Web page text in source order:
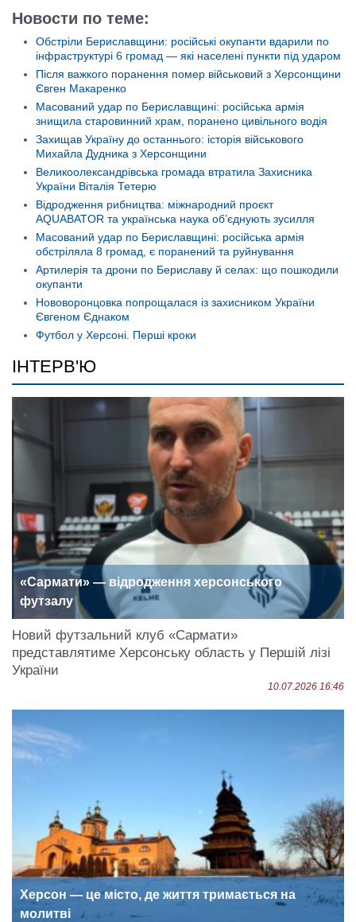
Новости по теме:
Обстріли Бериславщини: російські окупанти вдарили по
інфраструктурі 6 громад — які населені пункти під ударом
Після важкого поранення помер військовий з Херсонщини
Євген Макаренко
Масований удар по Бериславщині: російська армія
знищила старовинний храм, поранено цивільного водія
Захищав Україну до останнього: історія військового
Михайла Дудника з Херсонщини
Великоолександрівська громада втратила Захисника
України Віталія Тетерю
Відродження рибництва: міжнародний проєкт
AQUABATOR та українська наука об’єднують зусилля
Масований удар по Бериславщині: російська армія
обстріляла 8 громад, є поранений та руйнування
Артилерія та дрони по Бериславу й селах: що пошкодили
окупанти
Нововоронцовка попрощалася із захисником України
Євгеном Єднаком
Футбол у Херсоні. Перші кроки
ІНТЕРВ'Ю
«Сармати» — відродження херсонського
футзалу
Новий футзальний клуб «Сармати»
представлятиме Херсонську область у Першій лізі
України
10.07.2026 16:46
Херсон — це місто, де життя тримається на
молитві